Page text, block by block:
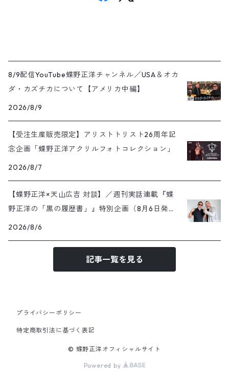
8/9配信YouTube蝶野正洋チャンネル／USA＆オカ
ダ・カズチカについて【アメリカ中編】
2026/8/9
【受注生産販売限定】アリストトリスト26周年記
念企画「蝶野正洋アクリルフォトコレクション」
2026/8/7
【蝶野正洋×天山広吉 対談】／週刊実話連載『蝶
野正洋の「黒の履歴書」』特別企画（8月6日発売
号）
2026/8/6
記事一覧を見る
プライバシーポリシー
特定商取引法に基づく表記
© 蝶野正洋オフィシャルサイト
Powered by